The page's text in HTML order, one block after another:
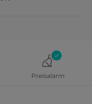
Preisalarm